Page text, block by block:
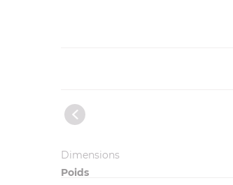
Dimensions
Poids